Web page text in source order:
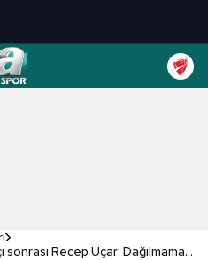
Ankaragücü Ümraniyespor maçı sonrası Recep Uçar: Dağılmamak bizim adımıza güzeldi